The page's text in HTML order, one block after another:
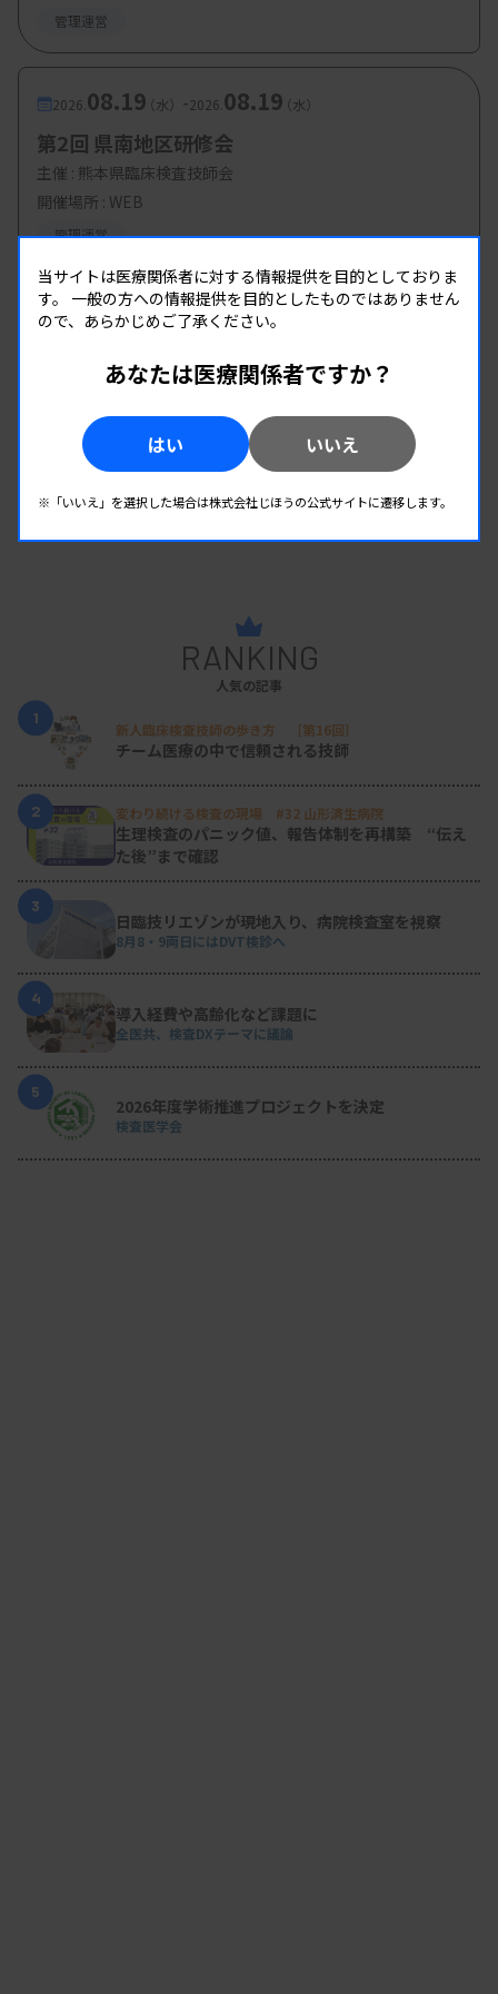
管理運営
2026. 08.19（水） -2026. 08.19（水）
第2回 県南地区研修会
主催 : 熊本県臨床検査技師会
開催場所 : WEB
管理運営
RANKING
人気の記事
1
新人臨床検査技師の歩き方 ［第16回］
チーム医療の中で信頼される技師
2 変わり続ける検査の現場 #32 山形済生病院
生理検査のパニック値、報告体制を再構築 “伝え
た後”まで確認
3
日臨技リエゾンが現地入り、病院検査室を視察
8月8・9両日にはDVT検診へ
4
導入経費や高齢化など課題に
全医共、検査DXテーマに議論
5
2026年度学術推進プロジェクトを決定
検査医学会
当サイトは医療関係者に対する情報提供を目的としておりま
す。 一般の方への情報提供を目的としたものではありません
ので、あらかじめご了承ください。
あなたは医療関係者ですか？
はい いいえ
※「いいえ」を選択した場合は株式会社じほうの公式サイトに遷移します。